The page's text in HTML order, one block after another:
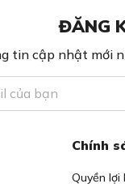
ĐĂNG
tin cập nhật mới
Chính
Quyền lợi